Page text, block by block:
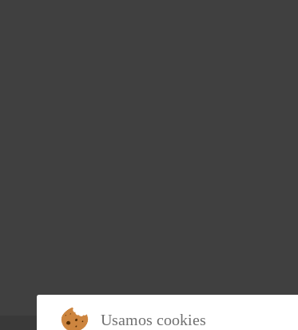
Usamos cookies